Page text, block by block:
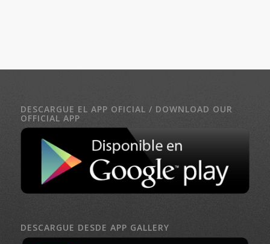
DESCARGUE EL APP OFICIAL / DOWNLOAD OUR
OFFICIAL APP
DESCARGUE DESDE APP GALLERY